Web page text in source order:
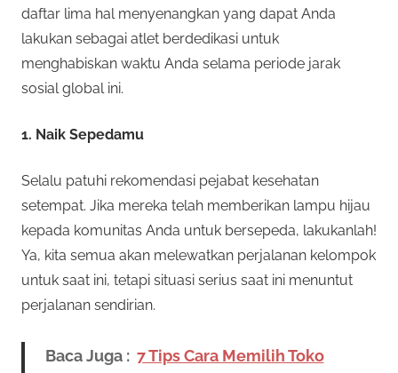
daftar lima hal menyenangkan yang dapat Anda
lakukan sebagai atlet berdedikasi untuk
menghabiskan waktu Anda selama periode jarak
sosial global ini.
1. Naik Sepedamu
Selalu patuhi rekomendasi pejabat kesehatan
setempat. Jika mereka telah memberikan lampu hijau
kepada komunitas Anda untuk bersepeda, lakukanlah!
Ya, kita semua akan melewatkan perjalanan kelompok
untuk saat ini, tetapi situasi serius saat ini menuntut
perjalanan sendirian.
Baca Juga : 7 Tips Cara Memilih Toko